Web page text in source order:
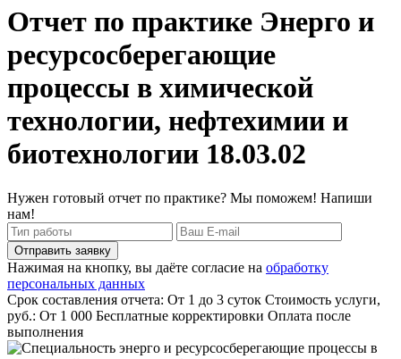
Отчет по практике Энерго и
ресурсосберегающие
процессы в химической
технологии, нефтехимии и
биотехнологии 18.03.02
Нужен готовый отчет по практике? Мы поможем! Напиши
нам!
Отправить заявку
Нажимая на кнопку, вы даёте согласие на обработку
персональных данных
Срок составления отчета: От 1 до 3 суток Стоимость услуги,
руб.: От 1 000 Бесплатные корректировки Оплата после
выполнения